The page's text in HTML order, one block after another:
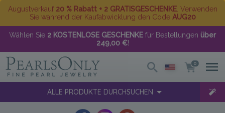
Augustverkauf 20 % Rabatt + 2 GRATISGESCHENKE. Verwenden
Sie während der Kaufabwicklung den Code AUG20
Wählen Sie 2 KOSTENLOSE GESCHENKE für Bestellungen über
249,00 €!
0
ALLE PRODUKTE DURCHSUCHEN